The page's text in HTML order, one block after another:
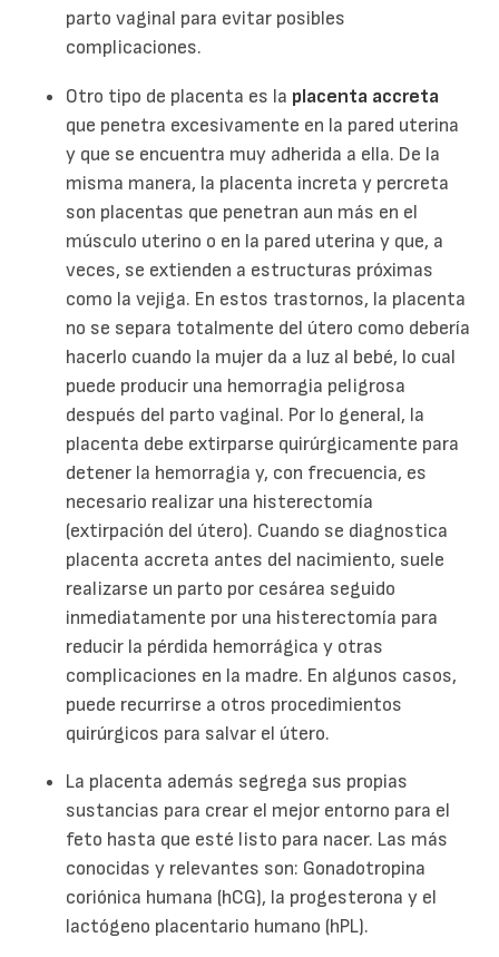
parto vaginal para evitar posibles
complicaciones.
Otro tipo de placenta es la placenta accreta
que penetra excesivamente en la pared uterina
y que se encuentra muy adherida a ella. De la
misma manera, la placenta increta y percreta
son placentas que penetran aun más en el
músculo uterino o en la pared uterina y que, a
veces, se extienden a estructuras próximas
como la vejiga. En estos trastornos, la placenta
no se separa totalmente del útero como debería
hacerlo cuando la mujer da a luz al bebé, lo cual
puede producir una hemorragia peligrosa
después del parto vaginal. Por lo general, la
placenta debe extirparse quirúrgicamente para
detener la hemorragia y, con frecuencia, es
necesario realizar una histerectomía
(extirpación del útero). Cuando se diagnostica
placenta accreta antes del nacimiento, suele
realizarse un parto por cesárea seguido
inmediatamente por una histerectomía para
reducir la pérdida hemorrágica y otras
complicaciones en la madre. En algunos casos,
puede recurrirse a otros procedimientos
quirúrgicos para salvar el útero.
La placenta además segrega sus propias
sustancias para crear el mejor entorno para el
feto hasta que esté listo para nacer. Las más
conocidas y relevantes son: Gonadotropina
coriónica humana (hCG), la progesterona y el
lactógeno placentario humano (hPL).